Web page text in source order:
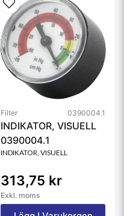
Filter 0390004.1
INDIKATOR, VISUELL
0390004.1
INDIKATOR, VISUELL
313,75 kr
Exkl. moms